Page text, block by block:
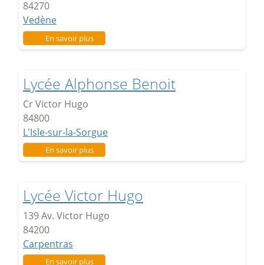
84270
Vedène
En savoir plussur Lycée du Domaine d’Eguilles
Lycée Alphonse Benoit
Cr Victor Hugo
84800
L'Isle-sur-la-Sorgue
En savoir plussur Lycée Alphonse Benoit
Lycée Victor Hugo
139 Av. Victor Hugo
84200
Carpentras
En savoir plussur Lycée Victor Hugo